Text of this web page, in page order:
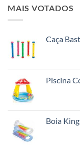
MAIS VOTADOS
Caça
Piscina
Boia